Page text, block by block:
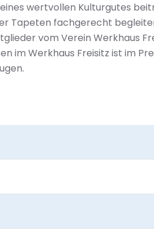
wertvollen Kulturgutes
Tapeten fachgerecht
vom Verein Werkhaus
im Werkhaus Freisitz ist im